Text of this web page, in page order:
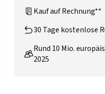
Kauf auf Rechnung**
30 Tage kostenlose
Rund 10 Mio.
2025